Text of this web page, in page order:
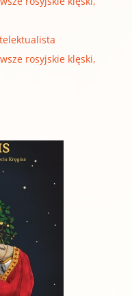
rosyjskie klęski,